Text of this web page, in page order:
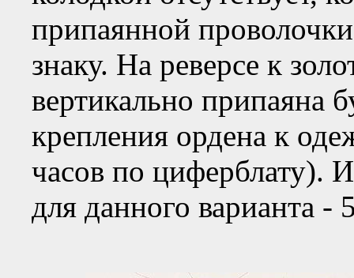
припаянной
знаку. На реверсе к
вертикально припаяна
крепления ордена к
часов по циферблату).
для данного варианта -